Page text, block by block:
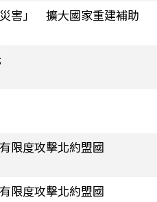
害」 擴大國家重建補助
限度攻擊北約盟國
限度攻擊北約盟國